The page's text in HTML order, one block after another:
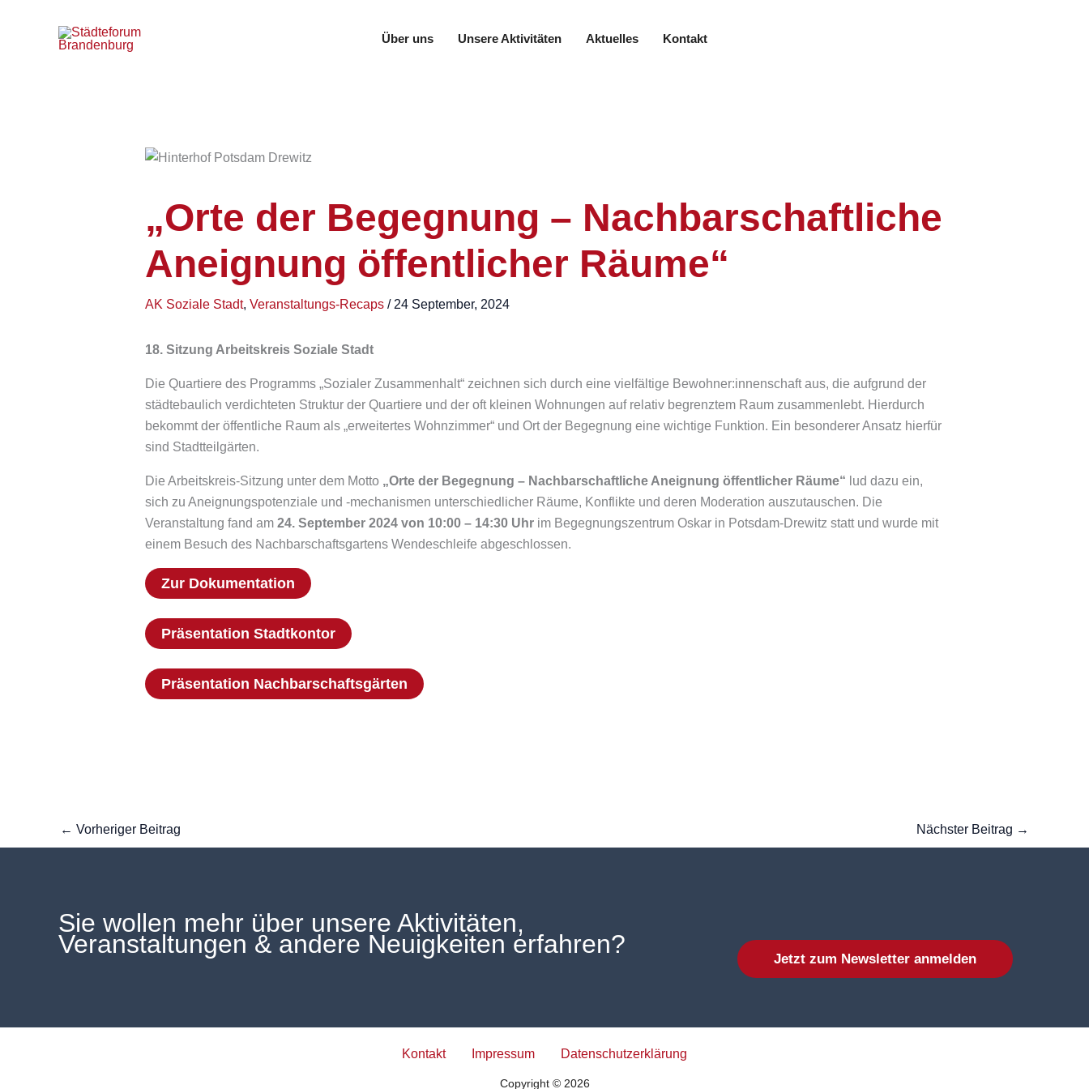
Über uns Unsere Aktivitäten Aktuelles Kontakt
„Orte der Begegnung – Nachbarschaftliche
Aneignung öffentlicher Räume“
AK Soziale Stadt, Veranstaltungs-Recaps/ 24 September, 2024
18. Sitzung Arbeitskreis Soziale Stadt
Die Quartiere des Programms „Sozialer Zusammenhalt“ zeichnen sich durch eine vielfältige Bewohner:innenschaft aus, die aufgrund der
städtebaulich verdichteten Struktur der Quartiere und der oft kleinen Wohnungen auf relativ begrenztem Raum zusammenlebt. Hierdurch
bekommt der öffentliche Raum als „erweitertes Wohnzimmer“ und Ort der Begegnung eine wichtige Funktion. Ein besonderer Ansatz hierfür
sind Stadtteilgärten.
Die Arbeitskreis-Sitzung unter dem Motto „Orte der Begegnung – Nachbarschaftliche Aneignung öffentlicher Räume“ lud dazu ein,
sich zu Aneignungspotenziale und -mechanismen unterschiedlicher Räume, Konflikte und deren Moderation auszutauschen. Die
Veranstaltung fand am 24. September 2024 von 10:00 – 14:30 Uhrim Begegnungszentrum Oskar in Potsdam-Drewitz statt und wurde mit
einem Besuch des Nachbarschaftsgartens Wendeschleife abgeschlossen.
Zur Dokumentation
Präsentation Stadtkontor
Präsentation Nachbarschaftsgärten
← Vorheriger Beitrag Nächster Beitrag →
Sie wollen mehr über unsere Aktivitäten,
Veranstaltungen & andere Neuigkeiten erfahren?
Jetzt zum Newsletter anmelden
Kontakt Impressum Datenschutzerklärung
Copyright © 2026